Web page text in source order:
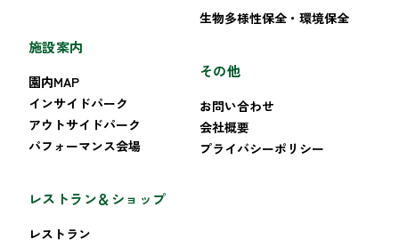
施設案内
園内MAP
インサイドパーク
アウトサイドパーク
パフォーマンス会場
レストラン＆ショップ
レストラン
生物多様性保全・環境保全
その他
お問い合わせ
会社概要
プライバシーポリシー